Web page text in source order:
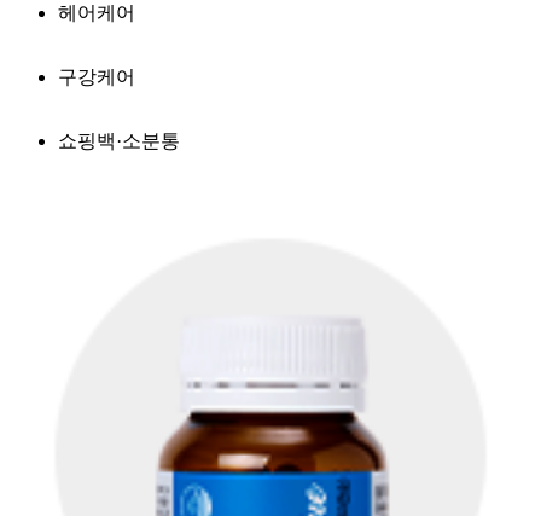
헤어케어
구강케어
쇼핑백·소분통